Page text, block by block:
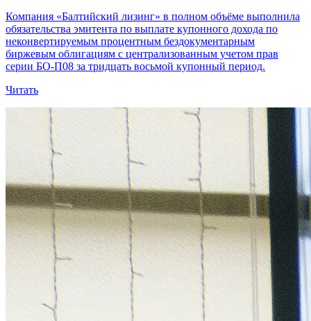
Компания «Балтийский лизинг» в полном объёме выполнила
обязательства эмитента по выплате купонного дохода по
неконвертируемым процентным бездокументарным
биржевым облигациям с централизованным учетом прав
серии БО-П08 за тридцать восьмой купонный период.
Читать